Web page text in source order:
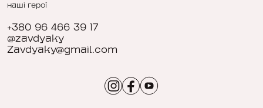
наші герої
+380 96 466 39 17
@zavdyaky
Zavdyaky@gmail.com